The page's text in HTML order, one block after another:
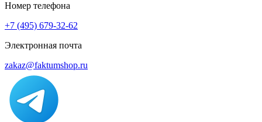
Номер телефона
+7 (495) 679-32-62
Электронная почта
zakaz@faktumshop.ru